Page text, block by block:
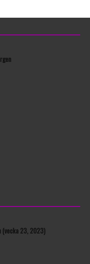
(vecka 23, 2023)